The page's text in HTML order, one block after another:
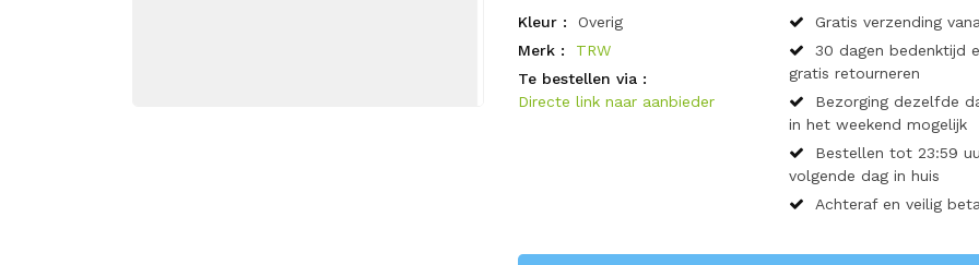
Kleur :
Overig
Merk :
TRW
Te bestellen via :
Directe link naar aanbieder
Gratis verzending
30 dagen bedenktijd
gratis retourneren
Bezorging dezelfde
in het weekend mogelijk
Bestellen tot 23:59
volgende dag in huis
Achteraf en veilig